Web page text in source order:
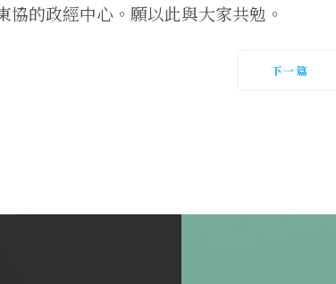
的政經中心。願以此與大家共勉。
下一篇